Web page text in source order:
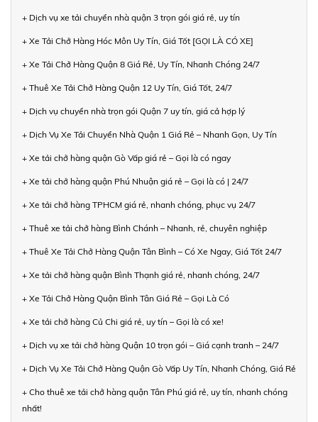
+ Dịch vụ xe tải chuyển nhà quận 3 trọn gói giá rẻ, uy tín
+ Xe Tải Chở Hàng Hóc Môn Uy Tín, Giá Tốt [GỌI LÀ CÓ XE]
+ Xe Tải Chở Hàng Quận 8 Giá Rẻ, Uy Tín, Nhanh Chóng 24/7
+ Thuê Xe Tải Chở Hàng Quận 12 Uy Tín, Giá Tốt, 24/7
+ Dịch vụ chuyển nhà trọn gói Quận 7 uy tín, giá cả hợp lý
+ Dịch Vụ Xe Tải Chuyển Nhà Quận 1 Giá Rẻ – Nhanh Gọn, Uy Tín
+ Xe tải chở hàng quận Gò Vấp giá rẻ – Gọi là có ngay
+ Xe tải chở hàng quận Phú Nhuận giá rẻ – Gọi là có | 24/7
+ Xe tải chở hàng TPHCM giá rẻ, nhanh chóng, phục vụ 24/7
+ Thuê xe tải chở hàng Bình Chánh – Nhanh, rẻ, chuyên nghiệp
+ Thuê Xe Tải Chở Hàng Quận Tân Bình – Có Xe Ngay, Giá Tốt 24/7
+ Xe tải chở hàng quận Bình Thạnh giá rẻ, nhanh chóng, 24/7
+ Xe Tải Chở Hàng Quận Bình Tân Giá Rẻ – Gọi Là Có
+ Xe tải chở hàng Củ Chi giá rẻ, uy tín – Gọi là có xe!
+ Dịch vụ xe tải chở hàng Quận 10 trọn gói – Giá cạnh tranh – 24/7
+ Dịch Vụ Xe Tải Chở Hàng Quận Gò Vấp Uy Tín, Nhanh Chóng, Giá Rẻ
+ Cho thuê xe tải chở hàng quận Tân Phú giá rẻ, uy tín, nhanh chóng
nhất!